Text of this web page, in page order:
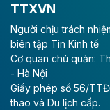
Tổng công ty
(ACV) vừa lập
II/2026.
Theo
Vinaconex
TTXVN
Người chịu trách
biên tập Tin Kinh tế
Cơ quan chủ quản:
- Hà Nội
Giấy phép số 56/
thao và Du lịch cấp.